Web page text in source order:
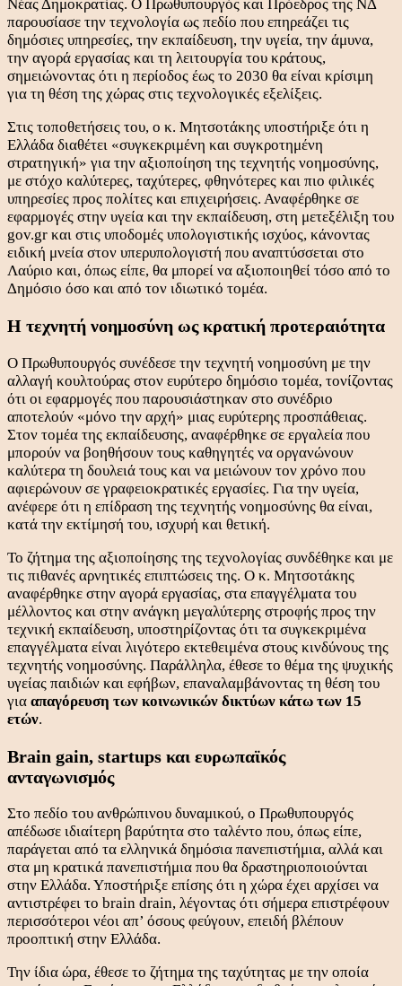
Νέας Δημοκρατίας. Ο Πρωθυπουργός και Πρόεδρος της ΝΔ
παρουσίασε την τεχνολογία ως πεδίο που επηρεάζει τις
δημόσιες υπηρεσίες, την εκπαίδευση, την υγεία, την άμυνα,
την αγορά εργασίας και τη λειτουργία του κράτους,
σημειώνοντας ότι η περίοδος έως το 2030 θα είναι κρίσιμη
για τη θέση της χώρας στις τεχνολογικές εξελίξεις.
Στις τοποθετήσεις του, ο κ. Μητσοτάκης υποστήριξε ότι η
Ελλάδα διαθέτει «συγκεκριμένη και συγκροτημένη
στρατηγική» για την αξιοποίηση της τεχνητής νοημοσύνης,
με στόχο καλύτερες, ταχύτερες, φθηνότερες και πιο φιλικές
υπηρεσίες προς πολίτες και επιχειρήσεις. Αναφέρθηκε σε
εφαρμογές στην υγεία και την εκπαίδευση, στη μετεξέλιξη του
gov.gr και στις υποδομές υπολογιστικής ισχύος, κάνοντας
ειδική μνεία στον υπερυπολογιστή που αναπτύσσεται στο
Λαύριο και, όπως είπε, θα μπορεί να αξιοποιηθεί τόσο από το
Δημόσιο όσο και από τον ιδιωτικό τομέα.
Η τεχνητή νοημοσύνη ως κρατική προτεραιότητα
Ο Πρωθυπουργός συνέδεσε την τεχνητή νοημοσύνη με την
αλλαγή κουλτούρας στον ευρύτερο δημόσιο τομέα, τονίζοντας
ότι οι εφαρμογές που παρουσιάστηκαν στο συνέδριο
αποτελούν «μόνο την αρχή» μιας ευρύτερης προσπάθειας.
Στον τομέα της εκπαίδευσης, αναφέρθηκε σε εργαλεία που
μπορούν να βοηθήσουν τους καθηγητές να οργανώνουν
καλύτερα τη δουλειά τους και να μειώνουν τον χρόνο που
αφιερώνουν σε γραφειοκρατικές εργασίες. Για την υγεία,
ανέφερε ότι η επίδραση της τεχνητής νοημοσύνης θα είναι,
κατά την εκτίμησή του, ισχυρή και θετική.
Το ζήτημα της αξιοποίησης της τεχνολογίας συνδέθηκε και με
τις πιθανές αρνητικές επιπτώσεις της. Ο κ. Μητσοτάκης
αναφέρθηκε στην αγορά εργασίας, στα επαγγέλματα του
μέλλοντος και στην ανάγκη μεγαλύτερης στροφής προς την
τεχνική εκπαίδευση, υποστηρίζοντας ότι τα συγκεκριμένα
επαγγέλματα είναι λιγότερο εκτεθειμένα στους κινδύνους της
τεχνητής νοημοσύνης. Παράλληλα, έθεσε το θέμα της ψυχικής
υγείας παιδιών και εφήβων, επαναλαμβάνοντας τη θέση του
για απαγόρευση των κοινωνικών δικτύων κάτω των 15
ετών.
Brain gain, startups και ευρωπαϊκός
ανταγωνισμός
Στο πεδίο του ανθρώπινου δυναμικού, ο Πρωθυπουργός
απέδωσε ιδιαίτερη βαρύτητα στο ταλέντο που, όπως είπε,
παράγεται από τα ελληνικά δημόσια πανεπιστήμια, αλλά και
στα μη κρατικά πανεπιστήμια που θα δραστηριοποιούνται
στην Ελλάδα. Υποστήριξε επίσης ότι η χώρα έχει αρχίσει να
αντιστρέφει το brain drain, λέγοντας ότι σήμερα επιστρέφουν
περισσότεροι νέοι απ’ όσους φεύγουν, επειδή βλέπουν
προοπτική στην Ελλάδα.
Την ίδια ώρα, έθεσε το ζήτημα της ταχύτητας με την οποία